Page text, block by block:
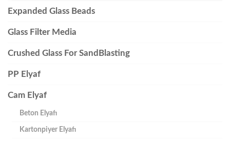
Expanded Glass Beads
Glass Filter Media
Crushed Glass For SandBlasting
PP Elyaf
Cam Elyaf
Beton Elyafı
Kartonpiyer Elyafı